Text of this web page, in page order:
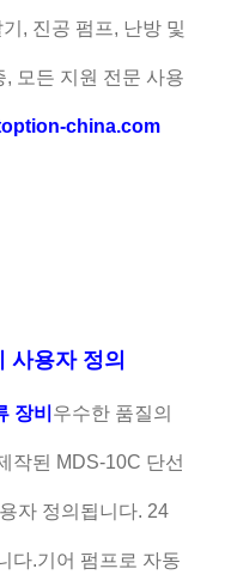
, 진공 펌프, 난방 및
모든 지원 전문 사용
china.com
사용자 정의
장비 우수한 품질의
작된 MDS-10C 단선
자 정의됩니다. 24
다.기어 펌프로 자동